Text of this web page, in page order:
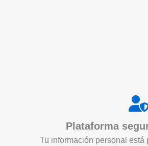
Plataforma
Tu información personal está